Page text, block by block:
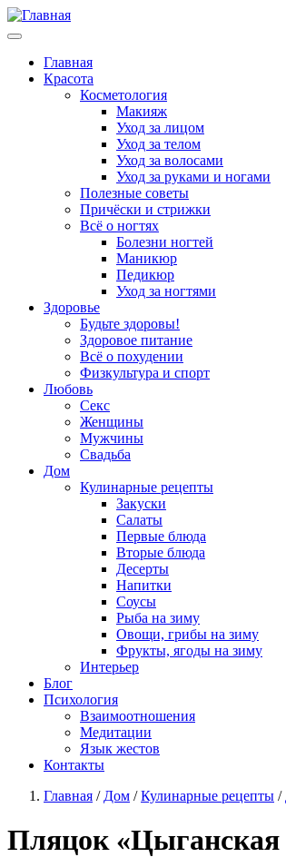
Главная
Красота
Косметология
Макияж
Уход за лицом
Уход за телом
Уход за волосами
Уход за руками и ногами
Полезные советы
Причёски и стрижки
Всё о ногтях
Болезни ногтей
Маникюр
Педикюр
Уход за ногтями
Здоровье
Будьте здоровы!
Здоровое питание
Всё о похудении
Физкультура и спорт
Любовь
Секс
Женщины
Мужчины
Свадьба
Дом
Кулинарные рецепты
Закуски
Салаты
Первые блюда
Вторые блюда
Десерты
Напитки
Соусы
Рыба на зиму
Овощи, грибы на зиму
Фрукты, ягоды на зиму
Интерьер
Блог
Психология
Взаимоотношения
Медитации
Язык жестов
Контакты
Главная / Дом /Кулинарные рецепты /
Пляцок «Цыганская